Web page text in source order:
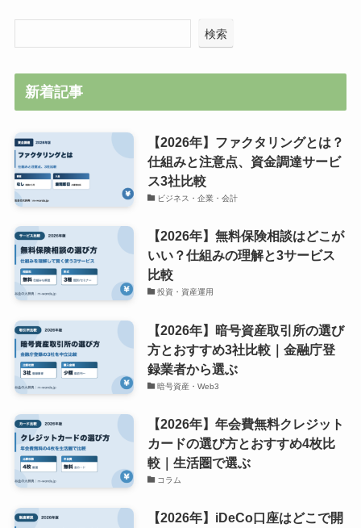
検索
新着記事
【2026年】ファクタリングとは？
仕組みと注意点、資金調達サービ
ス3社比較
ビジネス・企業・会計
【2026年】無料保険相談はどこが
いい？仕組みの理解と3サービス
比較
投資・資産運用
【2026年】暗号資産取引所の選び
方とおすすめ3社比較｜金融庁登
録業者から選ぶ
暗号資産・Web3
【2026年】年会費無料クレジット
カードの選び方とおすすめ4枚比
較｜生活圏で選ぶ
コラム
【2026年】iDeCo口座はどこで開